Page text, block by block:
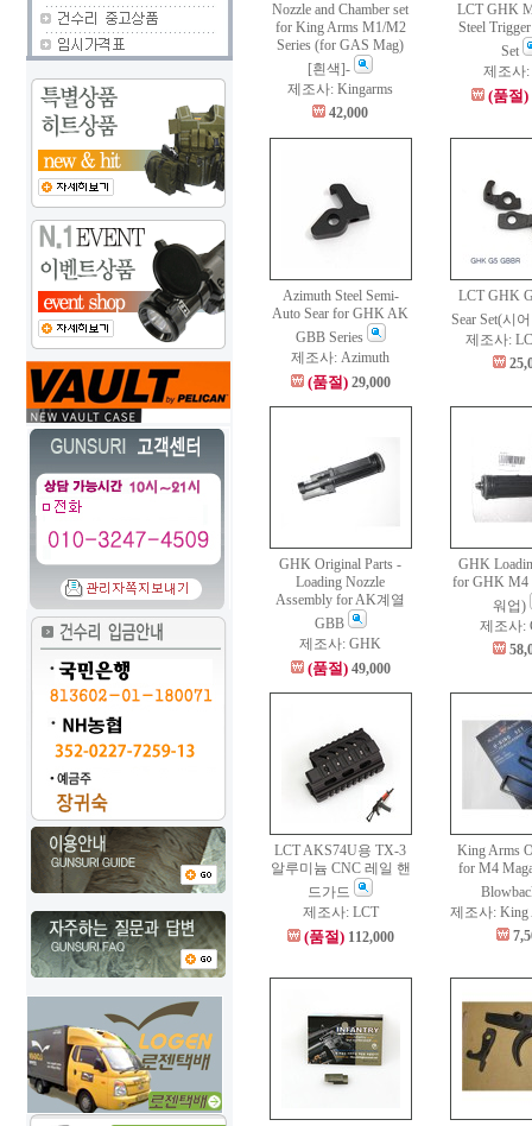
Nozzle and Chamber set
for King Arms M1/M2
Series (for GAS Mag)
[흰색]-
제조사: Kingarms
42,000
LCT GHK
Steel
Set
제조사:
(품절)
Azimuth Steel Semi-
Auto Sear for GHK AK
GBB Series
제조사: Azimuth
(품절) 29,000
LCT GHK
Sear Set(시
제조사:
GHK Original Parts -
Loading Nozzle
Assembly for AK계열
GBB
제조사: GHK
(품절) 49,000
GHK
for GHK M4
워업)
제조사:
LCT AKS74U용 TX-3
알루미늄 CNC 레일 핸
드가드
제조사: LCT
(품절) 112,000
King Arms
for M4
제조사: King